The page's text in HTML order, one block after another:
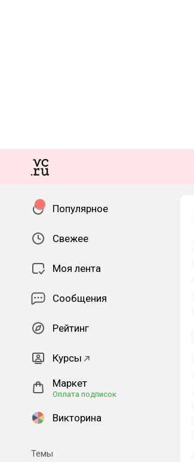
Популярное
Свежее
Моя лента
Сообщения
Рейтинг
Курсы
Маркет
Оплата подписок
Викторина
Темы